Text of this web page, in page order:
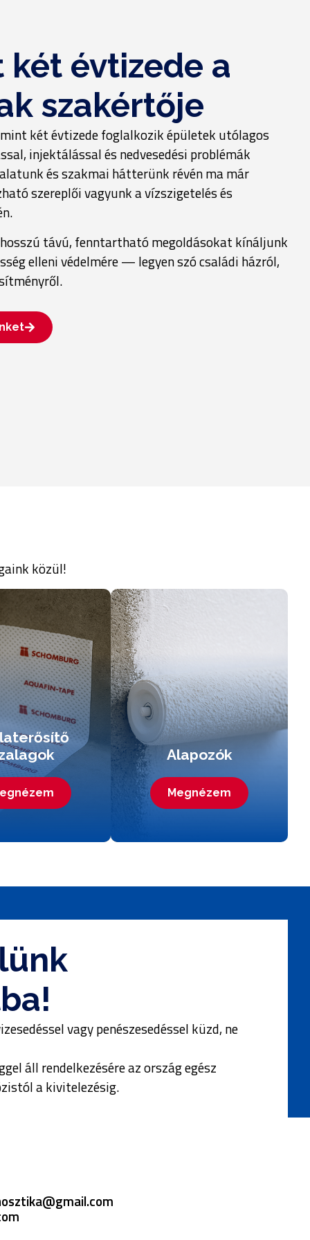
két évtizede a
szakértője
két évtizede foglalkozik épületek utólagos
injektálással és nedvesedési problémák
és szakmai hátterünk révén ma már
szereplői vagyunk a vízszigetelés és
távú, fenntartható megoldásokat kínáljunk
elleni védelmére — legyen szó családi házról,
közül!
Alapozók
Megnézem
vagy penészesedéssel küzd, ne
áll rendelkezésére az ország egész
a kivitelezésig.